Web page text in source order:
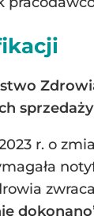
r. o
dokonano